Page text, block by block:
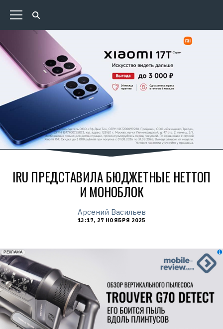
IRU ПРЕДСТАВИЛА БЮДЖЕТНЫЕ НЕТТОП
И МОНОБЛОК
Арсений Васильев
13:17, 27 НОЯБРЯ 2025
erid: 2VfnxxmNzs5
РЕКЛАМА